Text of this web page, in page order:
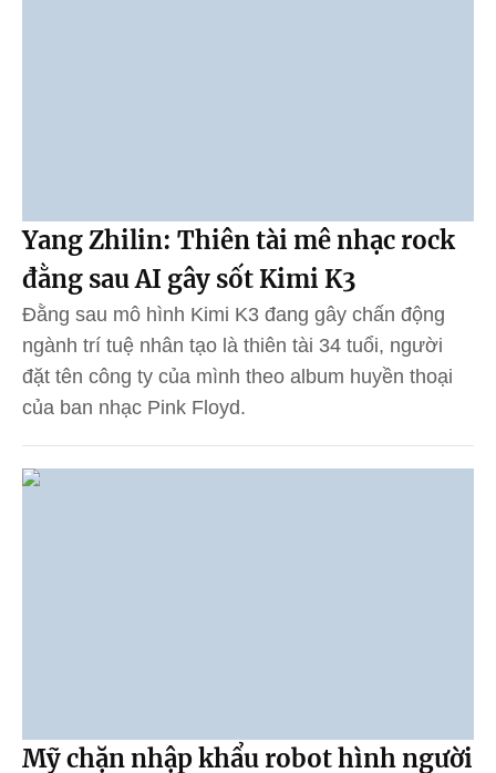
Yang Zhilin: Thiên tài mê nhạc rock
đằng sau AI gây sốt Kimi K3
Đằng sau mô hình Kimi K3 đang gây chấn động
ngành trí tuệ nhân tạo là thiên tài 34 tuổi, người
đặt tên công ty của mình theo album huyền thoại
của ban nhạc Pink Floyd.
Mỹ chặn nhập khẩu robot hình người